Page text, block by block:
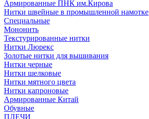
Армированные ПНК им.Кирова
Нитки швейные в промышленной намотке
Специальные
Мононить
Текстурированные нитки
Нитки Люрекс
Золотые нитки для вышивания
Нитки черные
Нитки шелковые
Нитки мятного цвета
Нитки капроновые
Армированные Китай
Обувные
ПЛЕЧИ